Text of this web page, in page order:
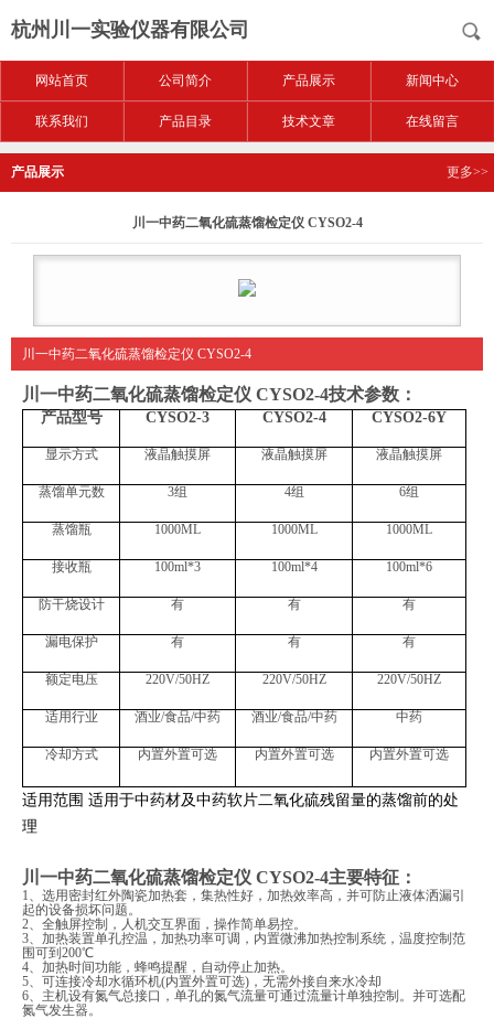
杭州川一实验仪器有限公司
网站首页 公司简介 产品展示 新闻中心
联系我们 产品目录 技术文章 在线留言
产品展示 更多>>
川一中药二氧化硫蒸馏检定仪 CYSO2-4
川一中药二氧化硫蒸馏检定仪 CYSO2-4
川一中药二氧化硫蒸馏检定仪 CYSO2-4技术参数：
产品型号 CYSO2-3 CYSO2-4 CYSO2-6Y
显示方式 液晶触摸屏 液晶触摸屏 液晶触摸屏
蒸馏单元数 3组 4组 6组
蒸馏瓶 1000ML 1000ML 1000ML
接收瓶 100ml*3 100ml*4 100ml*6
防干烧设计 有 有 有
漏电保护 有 有 有
额定电压 220V/50HZ 220V/50HZ 220V/50HZ
适用行业 酒业/食品/中药 酒业/食品/中药 中药
冷却方式 内置外置可选 内置外置可选 内置外置可选
适用范围 适用于中药材及中药软片二氧化硫残留量的蒸馏前的处
理
川一中药二氧化硫蒸馏检定仪 CYSO2-4主要特征：
1、选用密封红外陶瓷加热套，集热性好，加热效率高，并可防止液体洒漏引
起的设备损坏问题。
2、全触屏控制，人机交互界面，操作简单易控。
3、加热装置单孔控温，加热功率可调，内置微沸加热控制系统，温度控制范
围可到200℃
4、加热时间功能，蜂鸣提醒，自动停止加热。
5、可连接冷却水循环机(内置外置可选)，无需外接自来水冷却
6、主机设有氮气总接口，单孔的氮气流量可通过流量计单独控制。并可选配
氮气发生器。